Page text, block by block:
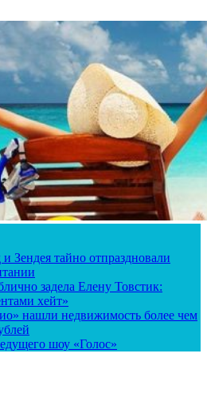
Зендея тайно отпраздновали
задела Елену Товстик:
хейт»
нашли недвижимость более чем
шоу «Голос»